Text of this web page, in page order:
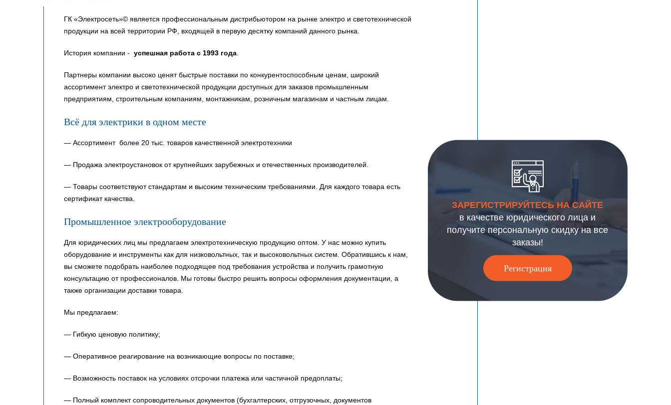
ГК «Электросеть»© является профессиональным дистрибьютором на рынке электро и светотехнической
продукции на всей территории РФ, входящей в первую десятку компаний данного рынка.
История компании - успешная работа с 1993 года
Партнеры компании высоко ценят быстрые поставки по конкурентоспособным ценам, широкий
ассортимент электро и светотехнической продукции доступных для заказов промышленным
предприятиям, строительным компаниям, монтажникам, розничным магазинам и частным лицам.
Всё для электрики в одном месте
— Ассортимент более 20 тыс. товаров качественной электротехники
— Продажа электроустановок от крупнейших зарубежных и отечественных производителей.
— Товары соответствуют стандартам и высоким техническим требованиями. Для каждого товара есть
сертификат качества.
Промышленное электрооборудование
Для юридических лиц мы предлагаем электротехническую продукцию оптом. У нас можно купить
оборудование и инструменты как для низковольтных, так и высоковольтных систем. Обратившись к нам,
вы сможете подобрать наиболее подходящее под требования устройства и получить грамотную
консультацию от профессионалов. Мы готовы быстро решить вопросы оформления документации, а
также организации доставки товара.
Мы предлагаем:
— Гибкую ценовую политику;
— Оперативное реагирование на возникающие вопросы по поставке;
— Возможность поставок на условиях отсрочки платежа или частичной предоплаты;
— Полный комплект сопроводительных документов (бухгалтерских, отгрузочных, документов
ЗАРЕГИСТРИРУЙТЕСЬ НА САЙТЕ
в качестве юридического лица и
получите персональную скидку на все
заказы!
Регистрация